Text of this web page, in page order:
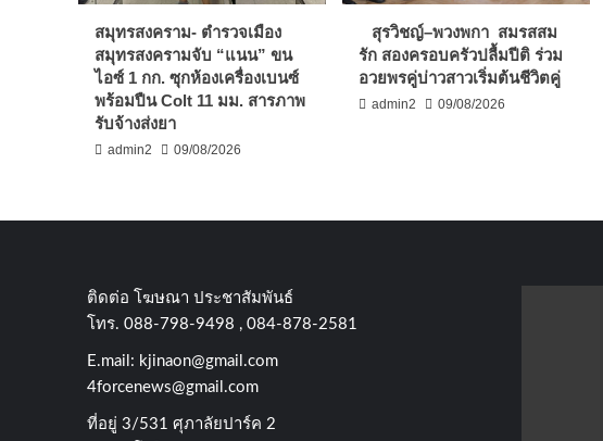
สมุทรสงคราม- ตำรวจเมือง
สมุทรสงครามจับ “แนน” ขน
ไอซ์ 1 กก. ซุกห้องเครื่องเบนซ์
พร้อมปืน Colt 11 มม. สารภาพ
รับจ้างส่งยา
admin2 09/08/2026
สุรวิชญ์–พวงพกา สมรสสม
รัก สองครอบครัวปลื้มปีติ ร่วม
อวยพรคู่บ่าวสาวเริ่มต้นชีวิตคู่
admin2 09/08/2026
ติดต่อ​ โฆษณา​ ประชาสัมพันธ์
โทร​. 088-798-9498 , 084-878-2581
E.mail: kjinaon@gmail.com
4forcenews@gmail.com
ที่อยู่​ 3/531​ ศุภาลัยปาร์ค​ 2